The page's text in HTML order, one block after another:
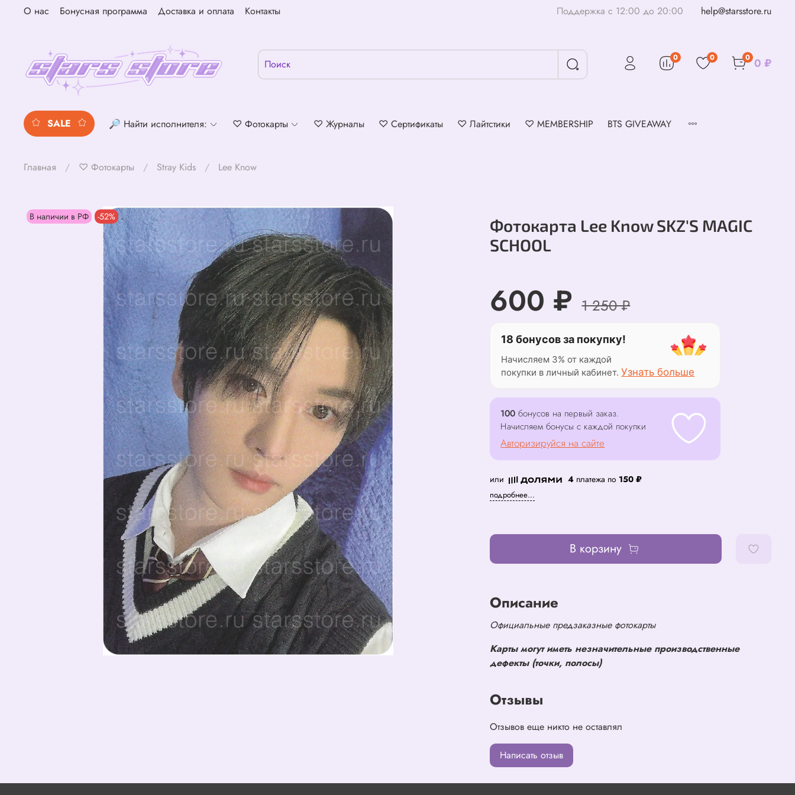
О нас Бонусная программа Доставка и оплата Контакты Поддержка с 12:00 до 20:00 help@starsstore.ru
0 0 0 0 ₽
SALE 🔎 Найти исполнителя: ♡ Фотокарты ♡ Журналы ♡ Сертификаты ♡ Лайтстики ♡ MEMBERSHIP BTS GIVEAWAY
Главная ♡ Фотокарты Stray Kids Lee Know
В наличии в РФ -52%
Фотокарта Lee Know SKZ'S MAGIC
SCHOOL
600 ₽ 1 250 ₽
18 бонусов за покупку!
Начисляем 3% от каждой
покупки в личный кабинет.Узнать больше
100 бонусов на первый заказ.
Начисляем бонусы с каждой покупки
Авторизируйся на сайте
или 4 платежа по 150 ₽
подробнее...
В корзину
Описание
Официальные предзаказные фотокарты
Карты могут иметь незначительные производственные
дефекты (точки, полосы)
Отзывы
Отзывов еще никто не оставлял
Написать отзыв